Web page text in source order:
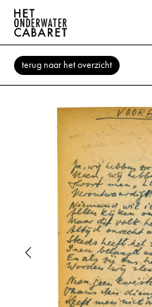
terug naar het overzicht